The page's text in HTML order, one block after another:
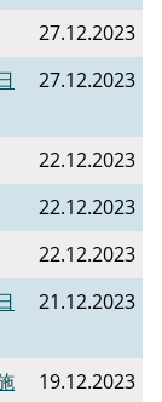
27.12.2023
27.12.2023
22.12.2023
22.12.2023
22.12.2023
21.12.2023
19.12.2023